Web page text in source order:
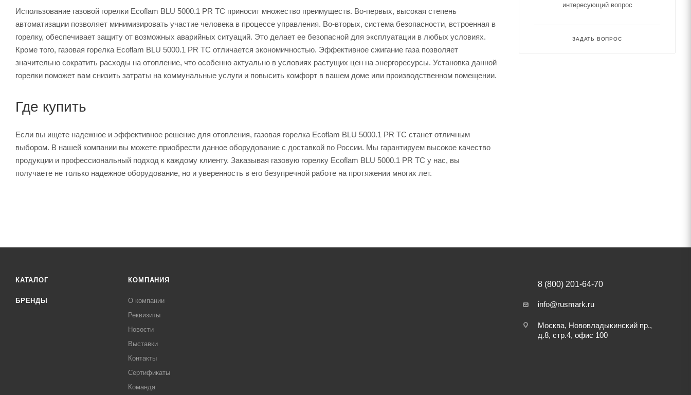
Использование газовой горелки Ecoflam BLU 5000.1 PR TC приносит множество преимуществ. Во-первых, высокая степень
автоматизации позволяет минимизировать участие человека в процессе управления. Во-вторых, система безопасности, встроенная в
горелку, обеспечивает защиту от возможных аварийных ситуаций. Это делает ее безопасной для эксплуатации в любых условиях.
Кроме того, газовая горелка Ecoflam BLU 5000.1 PR TC отличается экономичностью. Эффективное сжигание газа позволяет
значительно сократить расходы на отопление, что особенно актуально в условиях растущих цен на энергоресурсы. Установка данной
горелки поможет вам снизить затраты на коммунальные услуги и повысить комфорт в вашем доме или производственном помещении.
Где купить
Если вы ищете надежное и эффективное решение для отопления, газовая горелка Ecoflam BLU 5000.1 PR TC станет отличным
выбором. В нашей компании вы можете приобрести данное оборудование с доставкой по России. Мы гарантируем высокое качество
продукции и профессиональный подход к каждому клиенту. Заказывая газовую горелку Ecoflam BLU 5000.1 PR TC у нас, вы
получаете не только надежное оборудование, но и уверенность в его безупречной работе на протяжении многих лет.
интересующий вопрос
ЗАДАТЬ ВОПРОС
КАТАЛОГ
БРЕНДЫ
КОМПАНИЯ
О компании
Реквизиты
Новости
Выставки
Контакты
Сертификаты
Команда
8 (800) 201-64-70
info@rusmark.ru
Москва, Нововладыкинский пр.,
д.8, стр.4, офис 100